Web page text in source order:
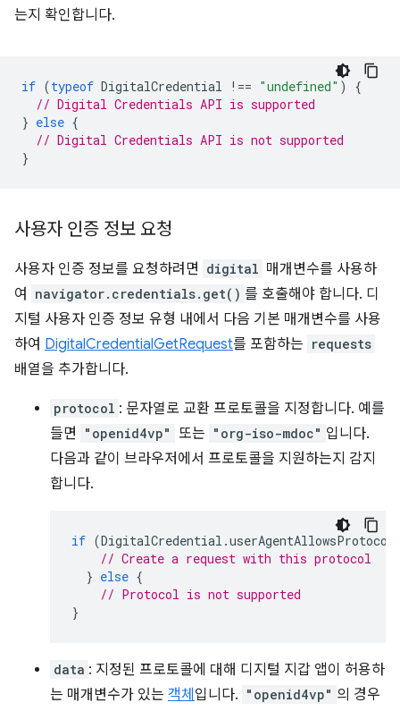
는지 확인합니다.
if (typeof DigitalCredential !== "undefined" )
{
// Digital Credentials API is supported
} else {
// Digital Credentials API is not supported
}
사용자 인증 정보 요청
사용자 인증 정보를 요청하려면 digital 매개변수를 사용하
여
navigator.credentials.get() 를 호출해야 합니다. 디
지털 사용자 인증 정보 유형 내에서 다음 기본 매개변수를 사용
하여 DigitalCredentialGetRequest를 포함하는 requests
배열을 추가합니다.
protocol : 문자열로 교환 프로토콜을 지정합니다. 예를
들면
"openid4vp" 또는 "org-iso-mdoc" 입니다.
다음과 같이 브라우저에서 프로토콜을 지원하는지 감지
합니다.
if (DigitalCredential .userAgentAllowsProtocol
// Create a request with this protocol
} else {
// Protocol is not supported
}
data : 지정된 프로토콜에 대해 디지털 지갑 앱이 허용하
는 매개변수가 있는 객체 입니다. "openid4vp" 의 경우